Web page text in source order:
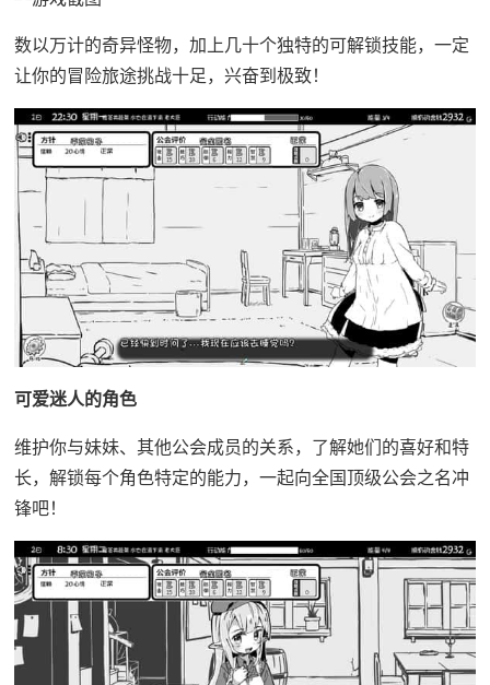
数以万计的奇异怪物，加上几十个独特的可解锁技能，一定
让你的冒险旅途挑战十足，兴奋到极致！
可爱迷人的角色
维护你与妹妹、其他公会成员的关系，了解她们的喜好和特
长，解锁每个角色特定的能力，一起向全国顶级公会之名冲
锋吧！